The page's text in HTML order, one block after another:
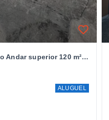
Salão comercial P/ Locação Andar superior 120 m² - Centro de Cotia - SP
ALUGUEL